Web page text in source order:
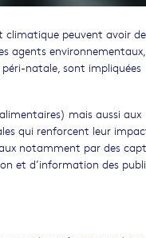
climatique peuvent avoir
agents environnementaux,
natale, sont impliquées
mais aussi aux
qui renforcent leur
notamment par des
et d’information des